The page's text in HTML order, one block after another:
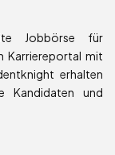
Jobbörse für
Karriereportal mit
erhalten
Kandidaten und